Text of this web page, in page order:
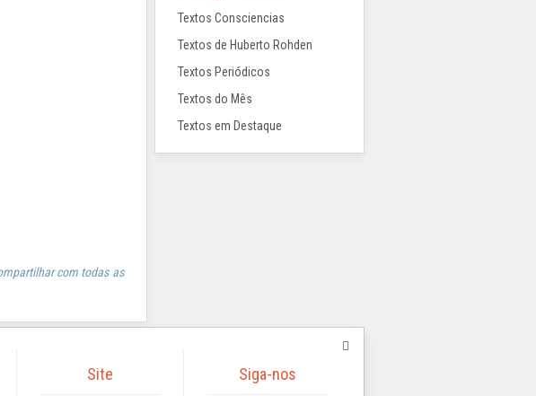
com todas as
Textos Consciencias
Textos de Huberto Rohden
Textos Periódicos
Textos do Mês
Textos em Destaque
Site Siga-nos